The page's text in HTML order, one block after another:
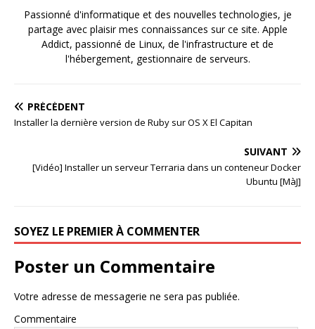
Passionné d'informatique et des nouvelles technologies, je
partage avec plaisir mes connaissances sur ce site. Apple
Addict, passionné de Linux, de l'infrastructure et de
l'hébergement, gestionnaire de serveurs.
PRÉCÉDENT
Installer la dernière version de Ruby sur OS X El Capitan
SUIVANT
[Vidéo] Installer un serveur Terraria dans un conteneur Docker
Ubuntu [MàJ]
SOYEZ LE PREMIER À COMMENTER
Poster un Commentaire
Votre adresse de messagerie ne sera pas publiée.
Commentaire